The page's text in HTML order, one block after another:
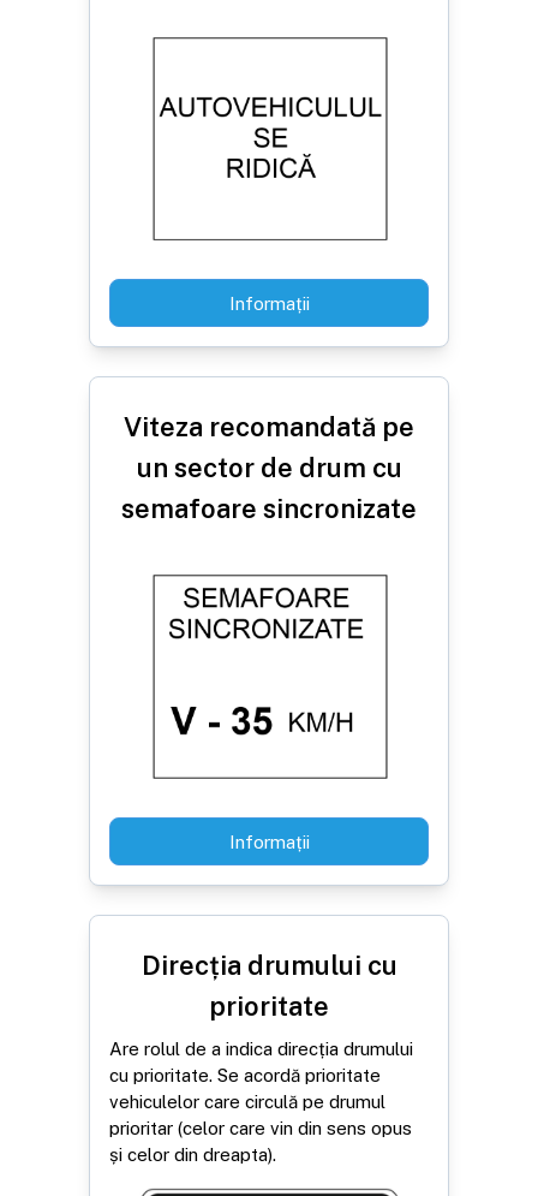
Informații
Viteza recomandată pe
un sector de drum cu
semafoare sincronizate
Informații
Direcția drumului cu
prioritate
Are rolul de a indica direcția drumului
cu prioritate. Se acordă prioritate
vehiculelor care circulă pe drumul
prioritar (celor care vin din sens opus
și celor din dreapta).